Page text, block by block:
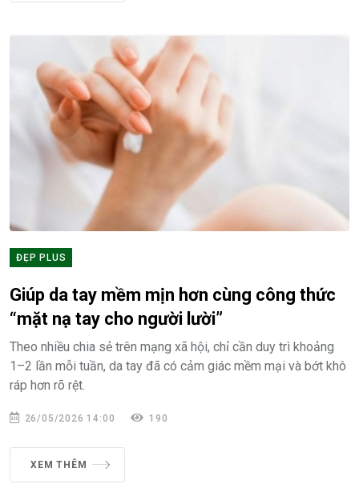
ĐẸP PLUS
Giúp da tay mềm mịn hơn cùng công thức
“mặt nạ tay cho người lười”
Theo nhiều chia sẻ trên mạng xã hội, chỉ cần duy trì khoảng
1–2 lần mỗi tuần, da tay đã có cảm giác mềm mại và bớt khô
ráp hơn rõ rệt.
26/05/2026 14:00 190
XEM THÊM